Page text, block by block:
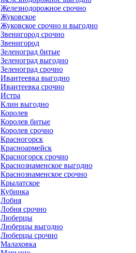
Железнодорожное срочно
Жуковское
Жуковское срочно и выгодно
Звенигород срочно
Звенигород
Зеленоград битые
Зеленоград выгодно
Зеленоград срочно
Ивантеевка выгодно
Ивантеевка срочно
Истра
Клин выгодно
Королев
Королев битые
Королев срочно
Красногорск
Красноармейск
Красногорск срочно
Краснознаменское выгодно
Краснознаменское срочно
Крылатское
Кубинка
Лобня
Лобня срочно
Люберцы
Люберцы выгодно
Люберцы срочно
Малаховка